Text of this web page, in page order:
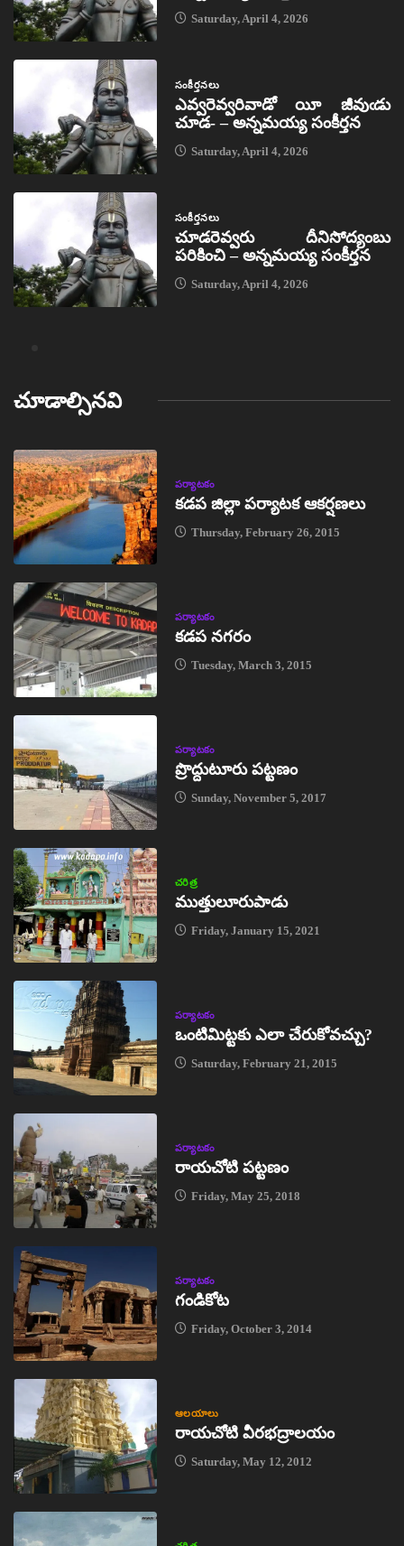
Saturday, April 4, 2026
సంకీర్తనలు
ఎవ్వరెవ్వరివాడో యీ జీవుఁడు
చూడ- – అన్నమయ్య సంకీర్తన
Saturday, April 4, 2026
సంకీర్తనలు
చూడరెవ్వరు దీనిసోద్యంబు
పరికించి – అన్నమయ్య సంకీర్తన
Saturday, April 4, 2026
చూడాల్సినవి
పర్యాటకం
కడప జిల్లా పర్యాటక ఆకర్షణలు
Thursday, February 26, 2015
పర్యాటకం
కడప నగరం
Tuesday, March 3, 2015
పర్యాటకం
ప్రొద్దుటూరు పట్టణం
Sunday, November 5, 2017
చరిత్ర
ముత్తులూరుపాడు
Friday, January 15, 2021
పర్యాటకం
ఒంటిమిట్టకు ఎలా చేరుకోవచ్చు?
Saturday, February 21, 2015
పర్యాటకం
రాయచోటి పట్టణం
Friday, May 25, 2018
పర్యాటకం
గండికోట
Friday, October 3, 2014
ఆలయాలు
రాయచోటి వీరభద్రాలయం
Saturday, May 12, 2012